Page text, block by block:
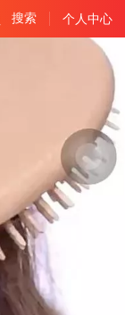
个人中心
搜索